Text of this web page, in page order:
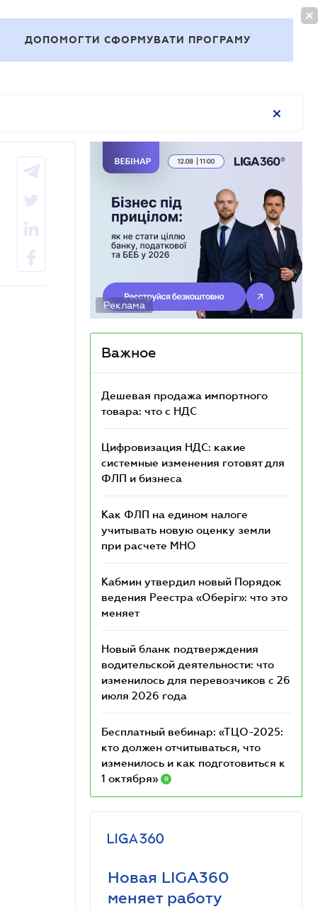
ДОПОМОГТИ СФОРМУВАТИ ПРОГРАМУ
Реклама
Важное
Дешевая продажа импортного
товара: что c НДС
Цифровизация НДС: какие
системные изменения готовят для
ФЛП и бизнеса
Как ФЛП на едином налоге
учитывать новую оценку земли
при расчете МНО
Кабмин утвердил новый Порядок
ведения Реестра «Оберіг»: что это
меняет
Новый бланк подтверждения
водительской деятельности: что
изменилось для перевозчиков с 26
июля 2026 года
Бесплатный вебинар: «ТЦО-2025:
кто должен отчитываться, что
изменилось и как подготовиться к
1 октября»
R
Новая LIGA360
меняет работу